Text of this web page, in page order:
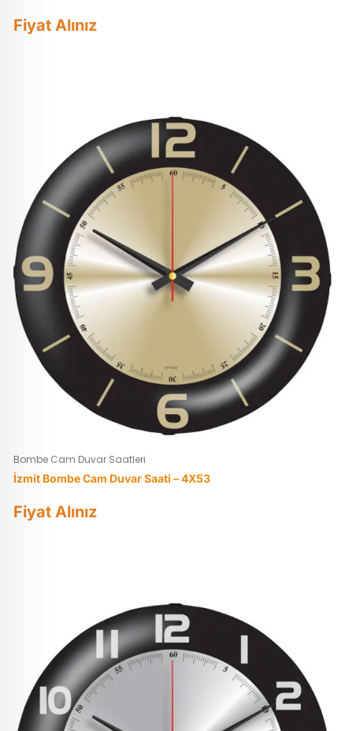
Fiyat Alınız
Bombe Cam Duvar Saatleri
İzmit Bombe Cam Duvar Saati – 4X53
Fiyat Alınız